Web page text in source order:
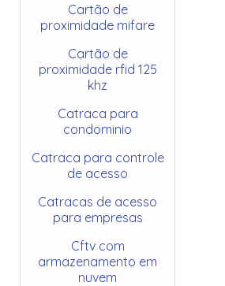
Cartão de
proximidade mifare
Cartão de
proximidade rfid 125
khz
Catraca para
condominio
Catraca para controle
de acesso
Catracas de acesso
para empresas
Cftv com
armazenamento em
nuvem